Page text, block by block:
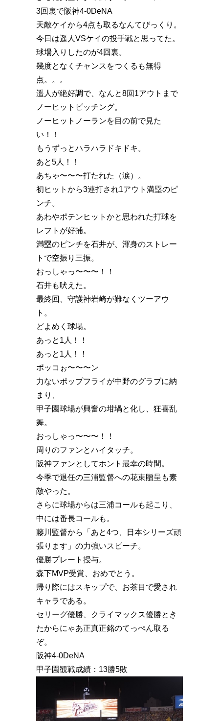
3回裏で阪神4-0DeNA
天敵ケイから4点も取るなんてびっくり。
今日は遥人VSケイの投手戦と思ってた。
球場入りしたのが4回裏。
幾度となくチャンスをつくるも無得
点。。。
遥人が絶好調で、なんと8回1アウトまで
ノーヒットピッチング。
ノーヒットノーランを目の前で見た
い！！
もうずっとハラハラドキドキ。
あと5人！！
あちゃ〜〜〜打たれた（涙）。
初ヒットから3連打され1アウト満塁のピ
ンチ。
あわやポテンヒットかと思われた打球を
レフトが好捕。
満塁のピンチを石井が、渾身のストレー
トで空振り三振。
おっしゃっ〜〜〜！！
石井も吠えた。
最終回、守護神岩崎が難なくツーアウ
ト。
どよめく球場。
あっと1人！！
あっと1人！！
ポッコぉ〜〜〜ン
力ないポップフライが中野のグラブに納
まり、
甲子園球場が興奮の坩堝と化し、狂喜乱
舞。
おっしゃっ〜〜〜！！
周りのファンとハイタッチ。
阪神ファンとしてホント最幸の時間。
今季で退任の三浦監督への花束贈呈も素
敵やった。
さらに球場からは三浦コールも起こり、
中には番長コールも。
藤川監督から「あと4つ、日本シリーズ頑
張ります」の力強いスピーチ。
優勝プレート授与。
森下MVP受賞、おめでとう。
帰り際にはスキップで、お茶目で愛され
キャラである。
セリーグ優勝、クライマックス優勝とき
たからにゃあ正真正銘のてっぺん取る
ぞ。
阪神4-0DeNA
甲子園観戦成績：13勝5敗